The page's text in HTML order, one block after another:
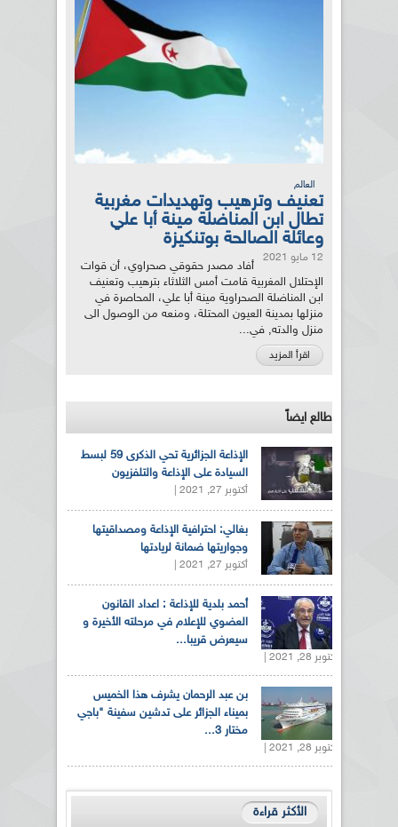
العالم
تعنيف وترهيب وتهديدات مغربية
تطال ابن المناضلة مينة أبا علي
وعائلة الصالحة بوتنكيزة
12 مايو 2021
أفاد مصدر حقوقي صحراوي، أن قوات
الإحتلال المغربية قامت أمس الثلاثاء بترهيب وتعنيف
ابن المناضلة الصحراوية مينة أبا علي، المحاصرة في
منزلها بمدينة العيون المحتلة، ومنعه من الوصول الى
منزل والدته, في...
اقرأ المزيد
طالع ايضاً
الإذاعة الجزائرية تحي الذكرى 59 لبسط
السيادة على الإذاعة والتلفزيون
أكتوبر 27, 2021 |
بغالي: احترافية الإذاعة ومصداقيتها
وجواريتها ضمانة لريادتها
أكتوبر 27, 2021 |
أحمد بلدية للإذاعة : اعداد القانون
العضوي للإعلام في مرحلته الأخيرة و
سيعرض قريبا...
أكتوبر 28, 2021 |
بن عبد الرحمان يشرف هذا الخميس
بميناء الجزائر على تدشين سفينة "باجي
مختار 3...
أكتوبر 28, 2021 |
الأكثر قراءة